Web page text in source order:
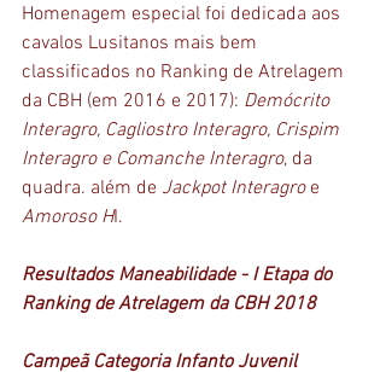
Homenagem especial foi dedicada aos
cavalos Lusitanos mais bem
classificados no Ranking de Atrelagem
da CBH (em 2016 e 2017): Demócrito
Interagro, Cagliostro Interagro, Crispim
Interagro e Comanche Interagro, da
quadra. além de Jackpot Interagro e
Amoroso HI.
Resultados Maneabilidade - I Etapa do
Ranking de Atrelagem da CBH 2018
Campeã Categoria Infanto Juvenil